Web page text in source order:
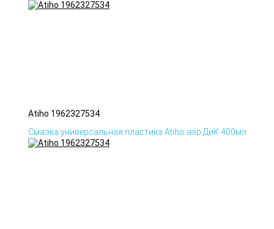
Atiho 1962327534
Смазка универсальная пластика Atiho аэр ДиК 400мл